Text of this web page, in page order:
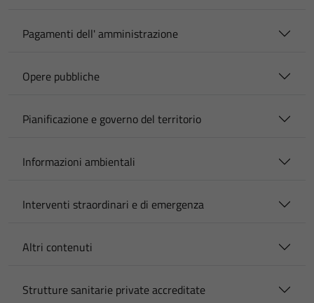
Pagamenti dell' amministrazione
Opere pubbliche
Pianificazione e governo del territorio
Informazioni ambientali
Interventi straordinari e di emergenza
Altri contenuti
Strutture sanitarie private accreditate